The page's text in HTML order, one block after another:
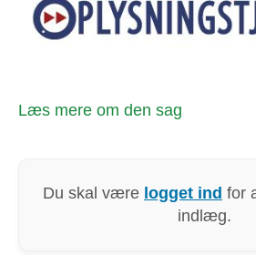
Læs mere om den sag
Du skal være logget ind for
indlæg.